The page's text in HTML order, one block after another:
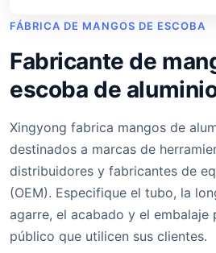
FÁBRICA DE MANGOS DE ESCOBA
Fabricante de
escoba de
Xingyong fabrica mangos de
destinados a marcas de
distribuidores y fabricantes de
(OEM). Especifique el tubo, la
agarre, el acabado y el embalaje
público que utilicen sus clientes.